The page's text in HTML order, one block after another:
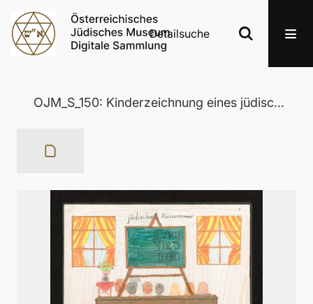
Detailsuche
OJM_S_150: Kinderzeichnung eines jüdischen Klassenzimmers